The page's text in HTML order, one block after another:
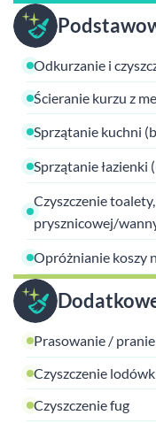
Odkurzanie i
Ścieranie kurzu z
Sprzątanie kuchni
Sprzątanie łazienki
Czyszczenie
prysznicowej/
Opróżnianie koszy
Prasowanie / pranie
Czyszczenie
Czyszczenie fug